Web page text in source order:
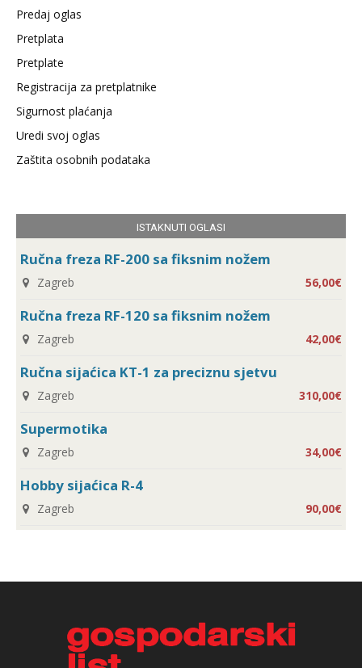
Predaj oglas
Pretplata
Pretplate
Registracija za pretplatnike
Sigurnost plaćanja
Uredi svoj oglas
Zaštita osobnih podataka
ISTAKNUTI OGLASI
Ručna freza RF-200 sa fiksnim nožem
Zagreb 56,00€
Ručna freza RF-120 sa fiksnim nožem
Zagreb 42,00€
Ručna sijaćica KT-1 za preciznu sjetvu
Zagreb 310,00€
Supermotika
Zagreb 34,00€
Hobby sijaćica R-4
Zagreb 90,00€